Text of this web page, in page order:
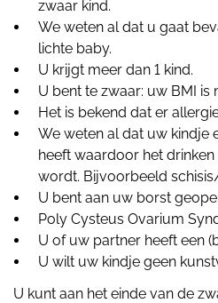
zwaar kind.
We weten al dat u gaat
lichte baby.
U krijgt meer dan 1 kind.
U bent te zwaar: uw BMI is
Het is bekend dat er
We weten al dat uw kindje
heeft waardoor het
wordt. Bijvoorbeeld
U bent aan uw borst
Poly Cysteus Ovarium
U of uw partner heeft een
U wilt uw kindje geen
U kunt aan het einde van de